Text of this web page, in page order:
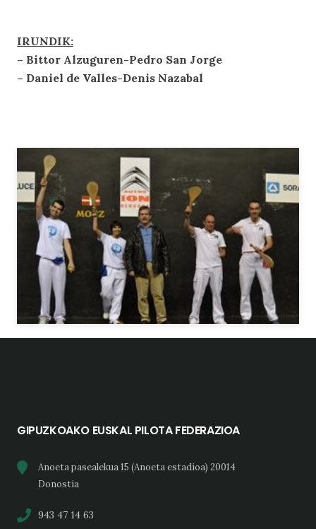
IRUNDIK:
– Bittor Alzuguren-Pedro San Jorge
– Daniel de Valles-Denis Nazabal
GIPUZKOAKO EUSKAL PILOTA FEDERAZIOA
Anoeta pasealekua 15 (Anoeta estadioa) 20014
Donostia
943 47 14 63